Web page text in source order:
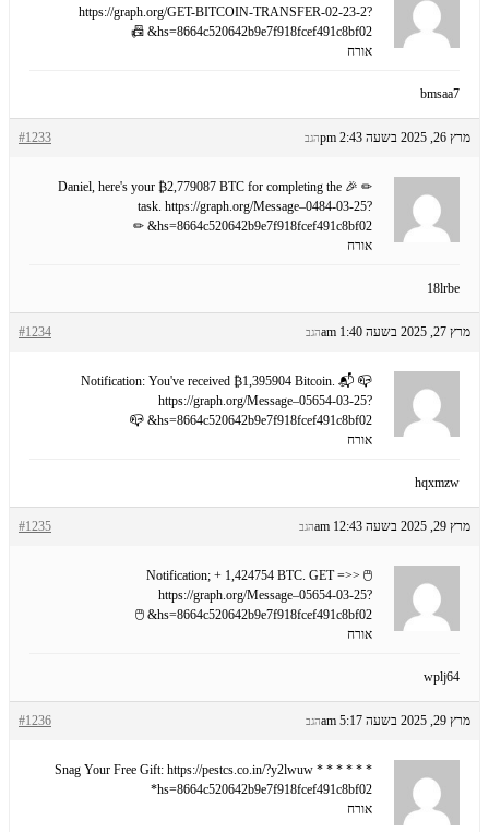
https://graph.org/GET-BITCOIN-TRANSFER-02-23-2?
hs=8664c520642b9e7f918fcef491c8bf02& 📠
אורח
bmsaa7
מרץ 26, 2025 בשעה 2:43 pm #1233 הגב
✏ 🎉 Daniel, here's your ₿2,779087 BTC for completing the
task. https://graph.org/Message–0484-03-25?
hs=8664c520642b9e7f918fcef491c8bf02& ✏
אורח
18lrbe
מרץ 27, 2025 בשעה 1:40 am #1234 הגב
📪 📬 Notification: You've received ₿1,395904 Bitcoin.
https://graph.org/Message–05654-03-25?
hs=8664c520642b9e7f918fcef491c8bf02& 📪
אורח
hqxmzw
מרץ 29, 2025 בשעה 12:43 am #1235 הגב
🖱 Notification; + 1,424754 BTC. GET =>>
https://graph.org/Message–05654-03-25?
hs=8664c520642b9e7f918fcef491c8bf02& 🖱
אורח
wplj64
מרץ 29, 2025 בשעה 5:17 am #1236 הגב
* * * Snag Your Free Gift: https://pestcs.co.in/?y2lwuw * * *
hs=8664c520642b9e7f918fcef491c8bf02*
אורח